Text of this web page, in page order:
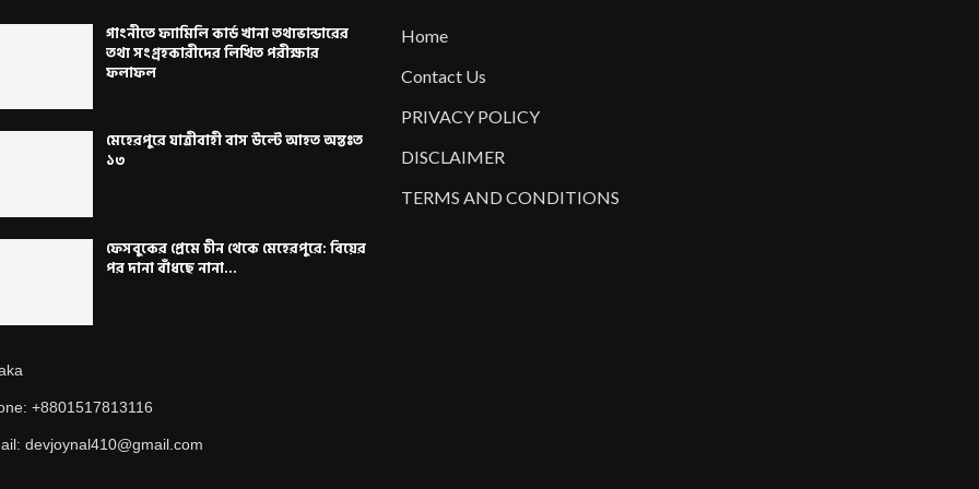
গাংনীতে ফ্যামিলি কার্ড খানা তথ্যভান্ডারের
তথ্য সংগ্রহকারীদের লিখিত পরীক্ষার
ফলাফল
মেহেরপুরে যাত্রীবাহী বাস উল্টে আহত অন্তঃত
১৩
ফেসবুকের প্রেমে চীন থেকে মেহেরপুরে: বিয়ের
পর দানা বাঁধছে নানা...
+8801517813116
devjoynal410@gmail.com
Home
Contact Us
PRIVACY POLICY
DISCLAIMER
TERMS AND CONDITIONS